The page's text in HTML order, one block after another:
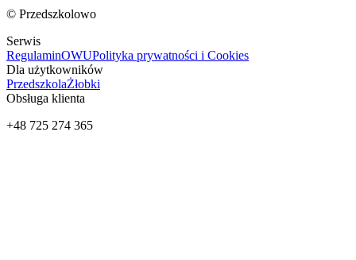
© Przedszkolowo
Serwis
RegulaminOWUPolityka prywatności i Cookies
Dla użytkowników
PrzedszkolaŻłobki
Obsługa klienta
+48 725 274 365